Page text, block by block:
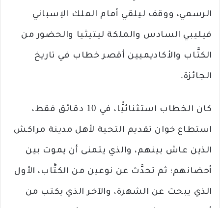
الرسمي، ووقف ليلقي أمام الملك الإسباني
فيليبي السادس والملكة ليتيثيا والحضور من
الكتَّاب والأكاديميين أقصر خطاب في تاريخ
الجائزة.
كان الخطاب استثنائيًّا، في 10 دقائق فقط،
استطاع خوان تقديم التحية لأهل مدينة مراكش
الذين عاش بينهم، والذي يتمنى أن يموت بين
أحضانهم؛ ثم تحدَّث عن نوعين من الكتَّاب، الأول
الذي يبحث عن الشهرة، والآخر الذي يكتب من